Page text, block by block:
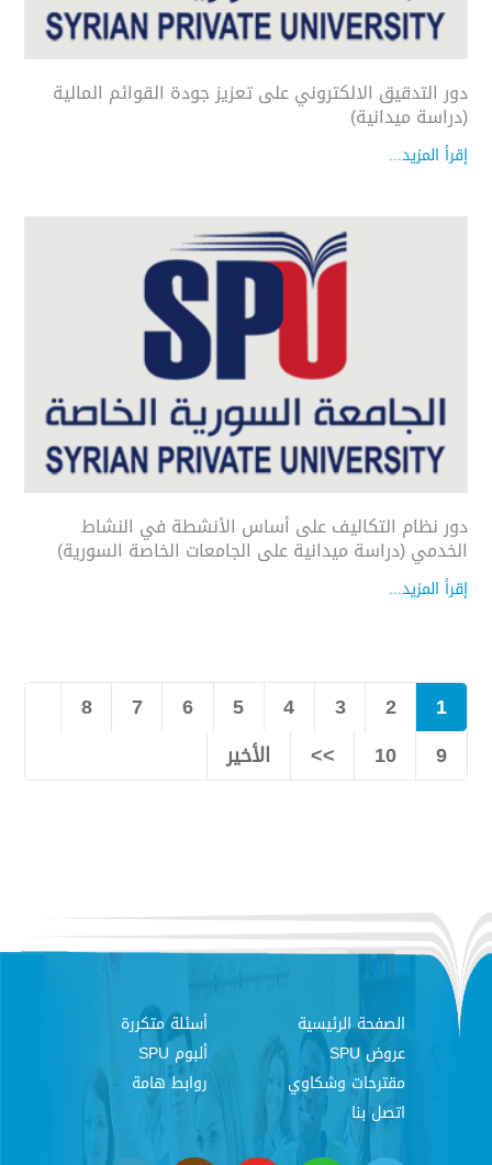
دور التدقيق الالكتروني على تعزيز جودة القوائم المالية
(دراسة ميدانية)
إقرأ المزيد...
دور نظام التكاليف على أساس الأنشطة في النشاط
الخدمي (دراسة ميدانية على الجامعات الخاصة السورية)
إقرأ المزيد...
1
2
3
4
5
6
7
8
9
10
>> الأخير
الصفحة الرئيسية
أسئلة متكررة
عروض SPU
ألبوم SPU
مقترحات وشكاوي
روابط هامة
اتصل بنا